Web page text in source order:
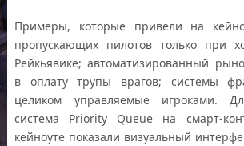
Примеры, которые привели на
пропускающих пилотов только при
Рейкьявике; автоматизированный
в оплату трупы врагов; системы
целиком управляемые игроками.
система Priority Queue на смарт-
кейноуте показали визуальный